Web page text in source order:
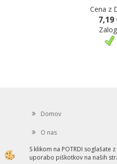
Cena z
7,19
Domov
O nas
Kontakt
S klikom na POTRDI soglašate z
uporabo piškotkov na naših